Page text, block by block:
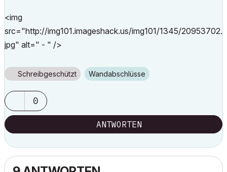
<img
src="http://img101.imageshack.us/img101/1345/20953702.
jpg" alt=" - " />
Schreibgeschützt Wandabschlüsse
0
ANTWORTEN